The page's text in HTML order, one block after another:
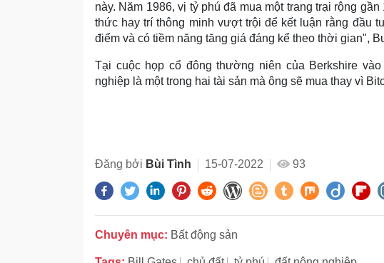
này. Năm 1986, vị tỷ phú đã mua một trang trại rộng
thức hay trí thông minh vượt trội để kết luận rằng đầu
điểm và có tiềm năng tăng giá đáng kể theo thời gian",
Tại cuộc họp cổ đông thường niên của Berkshire
nghiệp là một trong hai tài sản mà ông sẽ mua thay vì
Đăng bởi Bùi Tình 15-07-2022 93
Chuyên mục: Bất động sản